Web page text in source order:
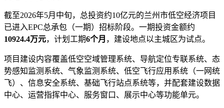
截至2026年5月中旬，总投资约10亿元的兰州市低空经济项目
已进入EPC总承包（一期）招标阶段。一期投资金额约
10924.4万元，计划工期6个月 ，建设地点以主城区为试点。
项目建设内容覆盖低空空域管理系统、导航定位专联系统、态
势感知监测系统、气象监测系统、低空飞行应用系统（一网统
飞）、信息安全系统、基础飞行站点系统等，并配套建设数据
中心、运营指挥中心、服务窗口、展示中心等功能单元。